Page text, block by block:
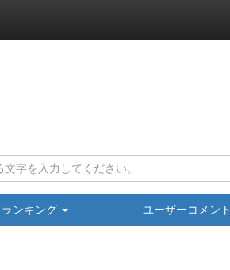
ランキング ユーザーコメント